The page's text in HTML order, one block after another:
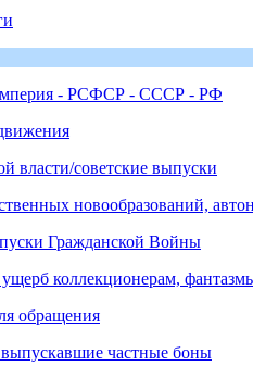
- РСФСР - СССР - РФ
власти/советские выпуски
новообразований,
Гражданской Войны
коллекционерам,
обращения
частные боны